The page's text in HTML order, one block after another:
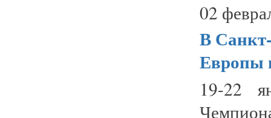
02
В
Европы
19-22